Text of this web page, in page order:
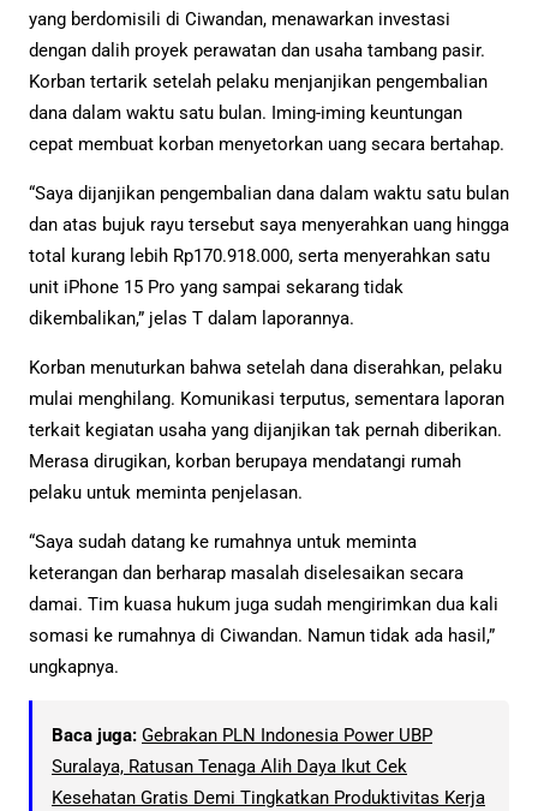
yang berdomisili di Ciwandan, menawarkan investasi
dengan dalih proyek perawatan dan usaha tambang pasir.
Korban tertarik setelah pelaku menjanjikan pengembalian
dana dalam waktu satu bulan. Iming-iming keuntungan
cepat membuat korban menyetorkan uang secara bertahap.
“Saya dijanjikan pengembalian dana dalam waktu satu bulan
dan atas bujuk rayu tersebut saya menyerahkan uang hingga
total kurang lebih Rp170.918.000, serta menyerahkan satu
unit iPhone 15 Pro yang sampai sekarang tidak
dikembalikan,” jelas T dalam laporannya.
Korban menuturkan bahwa setelah dana diserahkan, pelaku
mulai menghilang. Komunikasi terputus, sementara laporan
terkait kegiatan usaha yang dijanjikan tak pernah diberikan.
Merasa dirugikan, korban berupaya mendatangi rumah
pelaku untuk meminta penjelasan.
“Saya sudah datang ke rumahnya untuk meminta
keterangan dan berharap masalah diselesaikan secara
damai. Tim kuasa hukum juga sudah mengirimkan dua kali
somasi ke rumahnya di Ciwandan. Namun tidak ada hasil,”
ungkapnya.
Baca juga: Gebrakan PLN Indonesia Power UBP
Suralaya, Ratusan Tenaga Alih Daya Ikut Cek
Kesehatan Gratis Demi Tingkatkan Produktivitas Kerja